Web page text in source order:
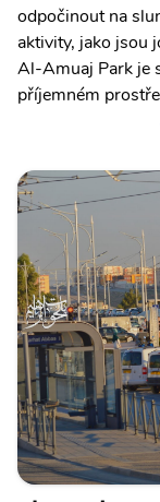
odpočinout na
aktivity, jako jsou
Al-Amuaj Park je
příjemném